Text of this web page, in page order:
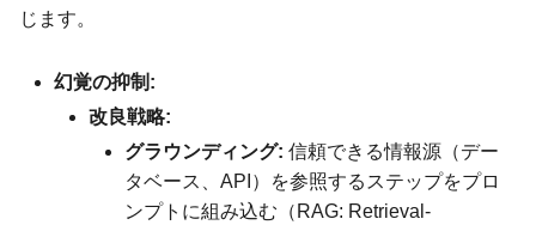
じます。
幻覚の抑制:
改良戦略:
グラウンディング: 信頼できる情報源（デー
タベース、API）を参照するステップをプロ
ンプトに組み込む（RAG: Retrieval-